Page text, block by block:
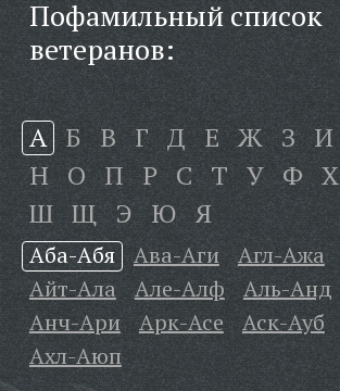
Пофамильный список
ветеранов:
А Б В Г Д Е Ж З И
Н О П Р С Т У Ф Х
Ш Щ Э Ю Я
Аба-Абя Ава-Аги Агл-Ажа
Айт-Ала
Але-Алф Аль-Анд
Анч-Ари
Арк-Асе Аск-Ауб
Ахл-Аюп